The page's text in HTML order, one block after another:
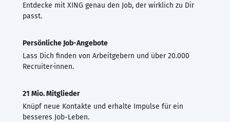
Entdecke mit XING genau den Job, der wirklich zu Dir
passt.
Persönliche Job-Angebote
Lass Dich finden von Arbeitgebern und über 20.000
Recruiter·innen.
21 Mio. Mitglieder
Knüpf neue Kontakte und erhalte Impulse für ein
besseres Job-Leben.